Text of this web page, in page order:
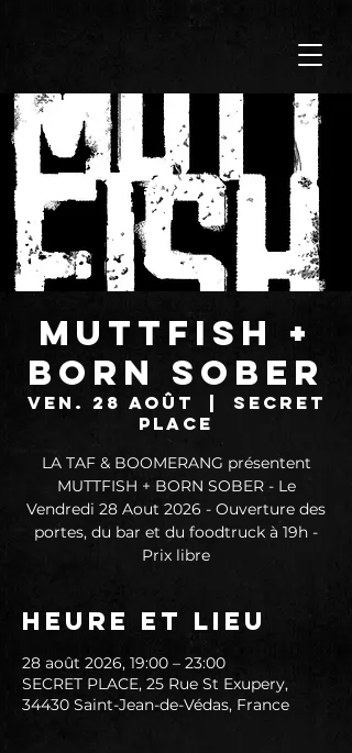
MUTTFISH +
BORN SOBER
ven. 28 août
SECRET
PLACE
LA TAF & BOOMERANG présentent
MUTTFISH + BORN SOBER - Le
Vendredi 28 Aout 2026 - Ouverture des
portes, du bar et du foodtruck à 19h -
Prix libre
Heure et lieu
28 août 2026, 19:00 – 23:00
SECRET PLACE, 25 Rue St Exupery,
34430 Saint-Jean-de-Védas, France